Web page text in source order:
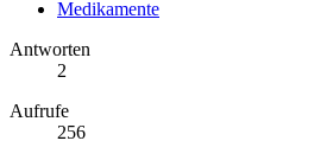
Medikamente
Antworten
2
Aufrufe
256